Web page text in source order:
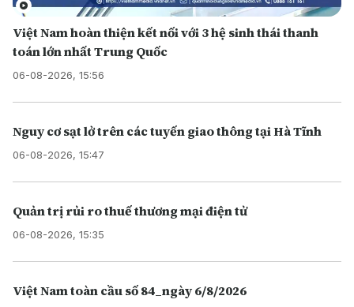
Việt Nam hoàn thiện kết nối với 3 hệ sinh thái thanh
toán lớn nhất Trung Quốc
06-08-2026, 15:56
Nguy cơ sạt lở trên các tuyến giao thông tại Hà Tĩnh
06-08-2026, 15:47
Quản trị rủi ro thuế thương mại điện tử
06-08-2026, 15:35
Việt Nam toàn cầu số 84_ngày 6/8/2026